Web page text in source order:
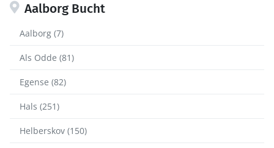
Aalborg Bucht
Aalborg (7)
Als Odde (81)
Egense (82)
Hals (251)
Helberskov (150)